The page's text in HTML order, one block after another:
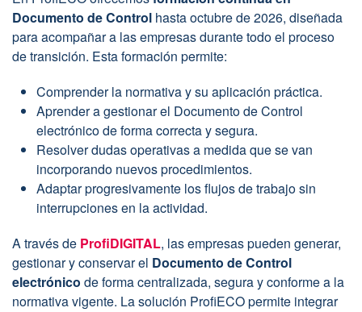
Documento de Control hasta octubre de 2026, diseñada
para acompañar a las empresas durante todo el proceso
de transición. Esta formación permite:
Comprender la normativa y su aplicación práctica.
Aprender a gestionar el Documento de Control
electrónico de forma correcta y segura.
Resolver dudas operativas a medida que se van
incorporando nuevos procedimientos.
Adaptar progresivamente los flujos de trabajo sin
interrupciones en la actividad.
A través de ProfiDIGITAL, las empresas pueden generar,
gestionar y conservar el Documento de Control
electrónico de forma centralizada, segura y conforme a la
normativa vigente. La solución ProfiECO permite integrar